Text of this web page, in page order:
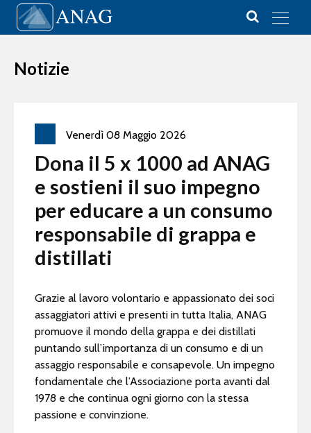
Vai al contenuto
Main Navigation
Notizie
Venerdì 08 Maggio 2026
Dona il 5 x 1000 ad ANAG
e sostieni il suo impegno
per educare a un consumo
responsabile di grappa e
distillati
Grazie al lavoro volontario e appassionato dei soci
assaggiatori attivi e presenti in tutta Italia, ANAG
promuove il mondo della grappa e dei distillati
puntando sull’importanza di un consumo e di un
assaggio responsabile e consapevole. Un impegno
fondamentale che l’Associazione porta avanti dal
1978 e che continua ogni giorno con la stessa
passione e convinzione.